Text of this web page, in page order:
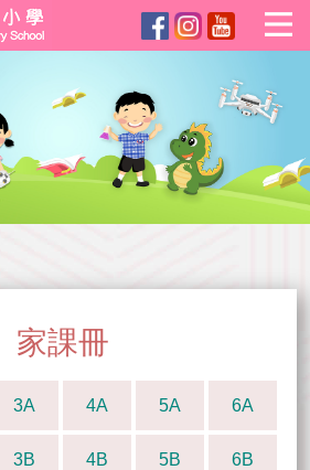
家課冊
3A 4A 5A 6A
3B 4B 5B 6B